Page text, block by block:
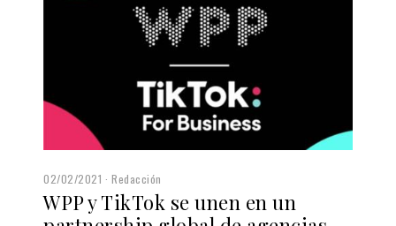
02/02/2021 Redacción
WPP y TikTok se unen en un